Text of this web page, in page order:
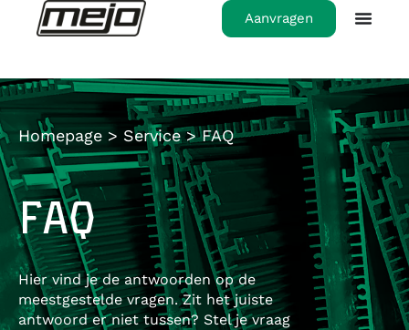
Aanvragen
Homepage > Service>FAQ
FAQ
Hier vind je de antwoorden op de
meestgestelde vragen. Zit het juiste
antwoord er niet tussen? Stel je vraag